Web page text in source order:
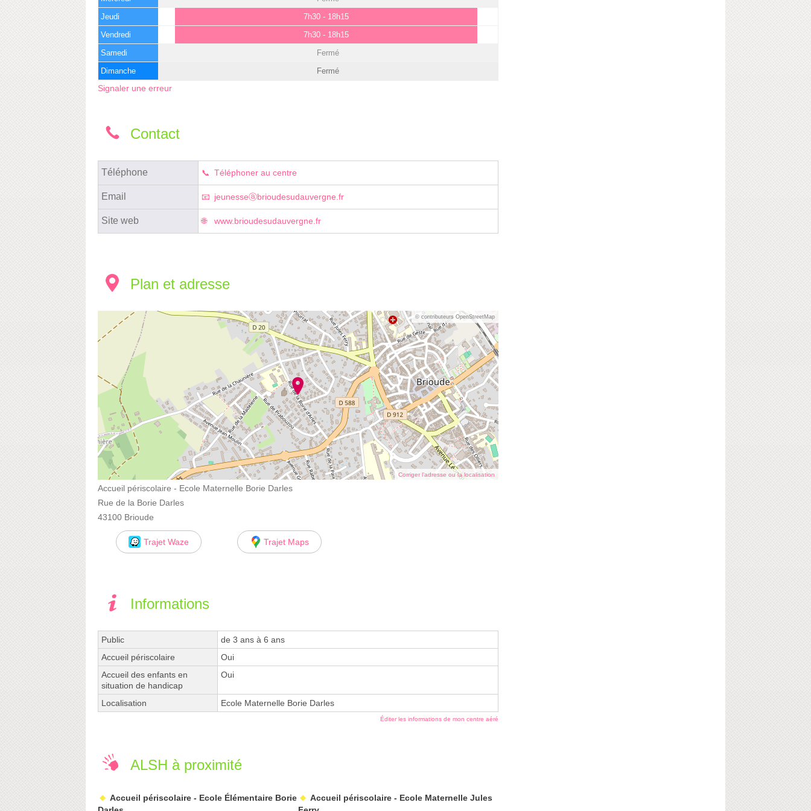
Jeudi 7h30 - 18h15
Vendredi 7h30 - 18h15
Samedi Fermé
Dimanche Fermé
Signaler une erreur
Contact
Téléphone Téléphoner au centre
Email jeunesseⓐbrioudesudauvergne.fr
Site web www.brioudesudauvergne.fr
Plan et adresse
© contributeurs OpenStreetMap
Corriger l’adresse ou la localisation
Accueil périscolaire - Ecole Maternelle Borie Darles
Rue de la Borie Darles
43100 Brioude
Trajet Waze Trajet Maps
Informations
Public
de 3 ans à 6 ans
Accueil périscolaire
Oui
Accueil des enfants en
situation de handicap
Oui
Localisation Ecole Maternelle Borie Darles
Éditer les informations de mon centre aéré
ALSH à proximité
Accueil périscolaire - Ecole Élémentaire Borie
Accueil périscolaire - Ecole Maternelle Jules